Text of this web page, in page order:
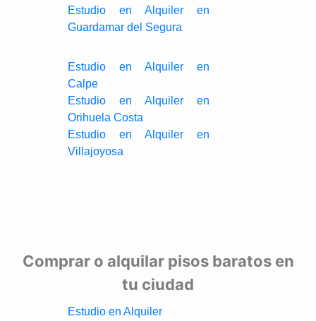
Estudio en Alquiler en
Guardamar del Segura
Estudio en Alquiler en
Calpe
Estudio en Alquiler en
Orihuela Costa
Estudio en Alquiler en
Villajoyosa
Comprar o alquilar pisos baratos en
tu ciudad
Estudio en Alquiler